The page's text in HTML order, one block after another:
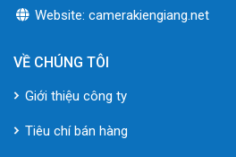
Website: camerakiengiang.net
VỀ CHÚNG TÔI
Giới thiệu công ty
Tiêu chí bán hàng